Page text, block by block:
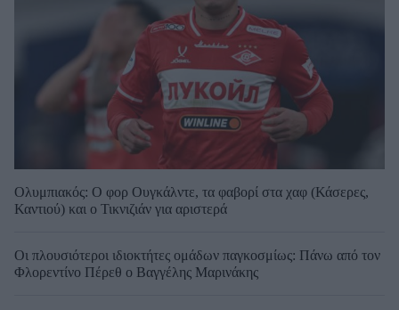
Ολυμπιακός: Ο φορ Ουγκάλντε, τα φαβορί στα χαφ (Κάσερες,
Καντιού) και ο Τικνιζιάν για αριστερά
Οι πλουσιότεροι ιδιοκτήτες ομάδων παγκοσμίως: Πάνω από τον
Φλορεντίνο Πέρεθ ο Βαγγέλης Μαρινάκης